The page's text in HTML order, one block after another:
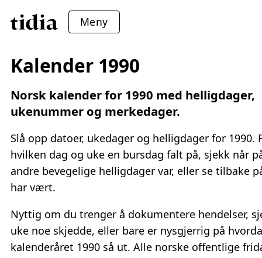
Meny
Kalender 1990
Norsk kalender for 1990 med helligdager,
ukenummer og merkedager.
Slå opp datoer, ukedager og helligdager for 1990.
hvilken dag og uke en bursdag falt på, sjekk når
andre bevegelige helligdager var, eller se tilbake
har vært.
Nyttig om du trenger å dokumentere hendelser,
uke noe skjedde, eller bare er nysgjerrig på
kalenderåret 1990 så ut. Alle norske offentlige